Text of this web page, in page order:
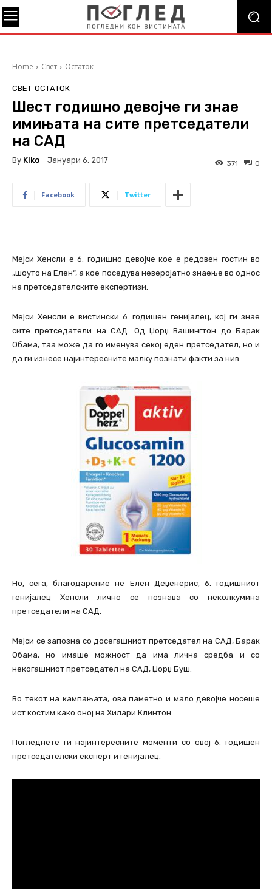
Home Свет Остаток
СВЕТ ОСТАТОК
Шест годишно девојче ги знае
имињата на сите претседатели
на САД
By Kiko Јануари 6, 2017 0
371
Facebook Twitter
Мејси Хенсли е 6. годишно девојче кое е редовен гостин во
„шоуто на Елен“, а кое поседува неверојатно знаење во однос
на претседателските експертизи.
Mејси Хенсли е вистински 6. годишен генијалец, кој ги знае
сите претседатели на САД. Од Џорџ Вашингтон до Барак
Обама, таа може да го именува секој еден претседател, но и
да ги изнесе најинтересните малку познати факти за нив.
Но, сега, благодарение не Елен Деџенерис, 6. годишниот
генијалец Хенсли лично се познава со неколкумина
претседатели на САД.
Мејси се запозна со досегашниот претседател на САД, Барак
Обама, но имаше можност да има лична средба и со
некогашниот претседател на САД, Џорџ Буш.
Во текот на кампањата, ова паметно и мало девојче носеше
ист костим како оној на Хилари Клинтон.
Погледнете ги најинтересните моменти со овој 6. годишен
претседателски експерт и генијалец.